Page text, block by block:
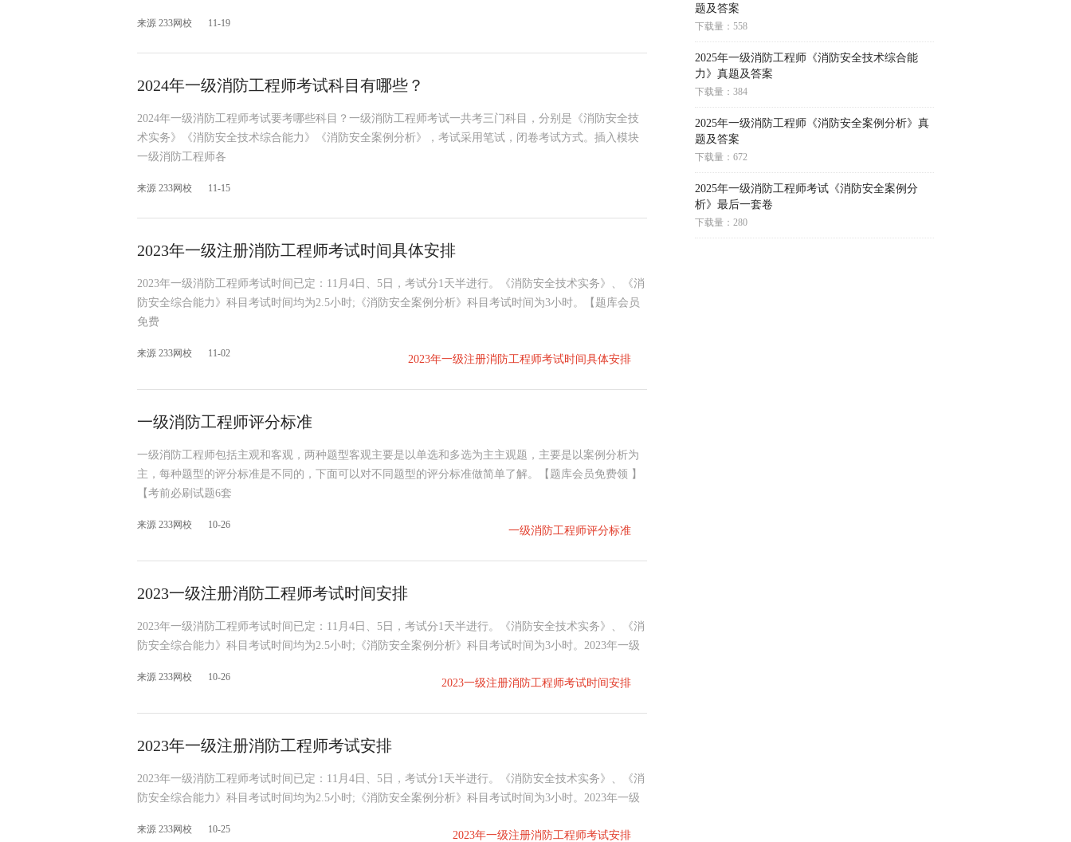
来源 233网校 11-19
2024年一级消防工程师考试科目有哪些？
2024年一级消防工程师考试要考哪些科目？一级消防工程师考试一共考三门科目，分别是《消防安全技
术实务》《消防安全技术综合能力》《消防安全案例分析》，考试采用笔试，闭卷考试方式。插入模块
一级消防工程师各
来源 233网校 11-15
2023年一级注册消防工程师考试时间具体安排
2023年一级消防工程师考试时间已定：11月4日、5日，考试分1天半进行。《消防安全技术实务》、《消
防安全综合能力》科目考试时间均为2.5小时;《消防安全案例分析》科目考试时间为3小时。【题库会员
免费
来源 233网校 11-02 2023年一级注册消防工程师考试时间具体安排
一级消防工程师评分标准
一级消防工程师包括主观和客观，两种题型客观主要是以单选和多选为主主观题，主要是以案例分析为
主，每种题型的评分标准是不同的，下面可以对不同题型的评分标准做简单了解。【题库会员免费领 】
【考前必刷试题6套
来源 233网校 10-26 一级消防工程师评分标准
2023一级注册消防工程师考试时间安排
2023年一级消防工程师考试时间已定：11月4日、5日，考试分1天半进行。《消防安全技术实务》、《消
防安全综合能力》科目考试时间均为2.5小时;《消防安全案例分析》科目考试时间为3小时。2023年一级
来源 233网校 10-26 2023一级注册消防工程师考试时间安排
2023年一级注册消防工程师考试安排
2023年一级消防工程师考试时间已定：11月4日、5日，考试分1天半进行。《消防安全技术实务》、《消
防安全综合能力》科目考试时间均为2.5小时;《消防安全案例分析》科目考试时间为3小时。2023年一级
来源 233网校 10-25 2023年一级注册消防工程师考试安排
题及答案
下载量：558
2025年一级消防工程师《消防安全技术综合能
力》真题及答案
下载量：384
2025年一级消防工程师《消防安全案例分析》真
题及答案
下载量：672
2025年一级消防工程师考试《消防安全案例分
析》最后一套卷
下载量：280